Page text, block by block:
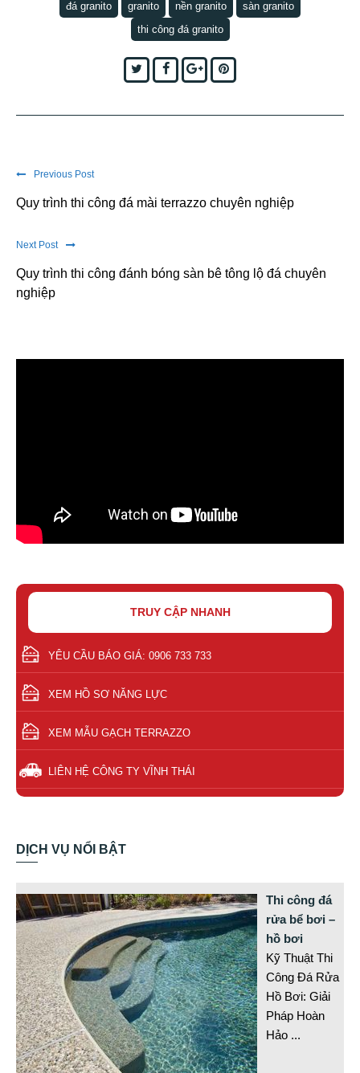
đá granito granito nền granito
sàn granito
thi công đá granito
TwitterFacebookGoogle+Pinterest
Previous Post
Quy trình thi công đá mài terrazzo chuyên nghiệp
Next Post
Quy trình thi công đánh bóng sàn bê tông lộ đá chuyên
nghiệp
TRUY CẬP NHANH
YÊU CẦU BÁO GIÁ: 0906 733 733
XEM HỒ SƠ NĂNG LỰC
XEM MẪU GẠCH TERRAZZO
LIÊN HỆ CÔNG TY VĨNH THÁI
DỊCH VỤ NỔI BẬT
Thi công đá
rửa bể bơi –
hồ bơi
Kỹ Thuật Thi
Công Đá Rửa
Hồ Bơi: Giải
Pháp Hoàn
Hảo ...